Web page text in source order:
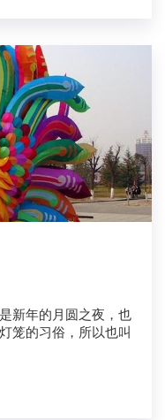
新年的月圆之夜，也
笼的习俗，所以也叫